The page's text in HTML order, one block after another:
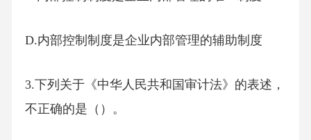
D.内部控制制度是企业内部管理的辅助制度
3.下列关于《中华人民共和国审计法》的表述，
不正确的是（）。